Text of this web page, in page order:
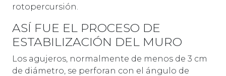
rotopercursión.
ASÍ FUE EL PROCESO DE
ESTABILIZACIÓN DEL MURO
Los agujeros, normalmente de menos de 3 cm
de diámetro, se perforan con el ángulo de